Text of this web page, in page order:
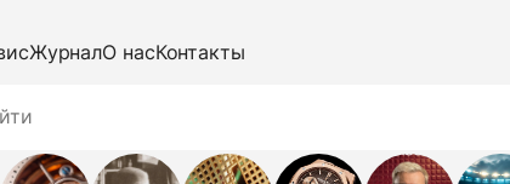
ЖурналО насКонтакты